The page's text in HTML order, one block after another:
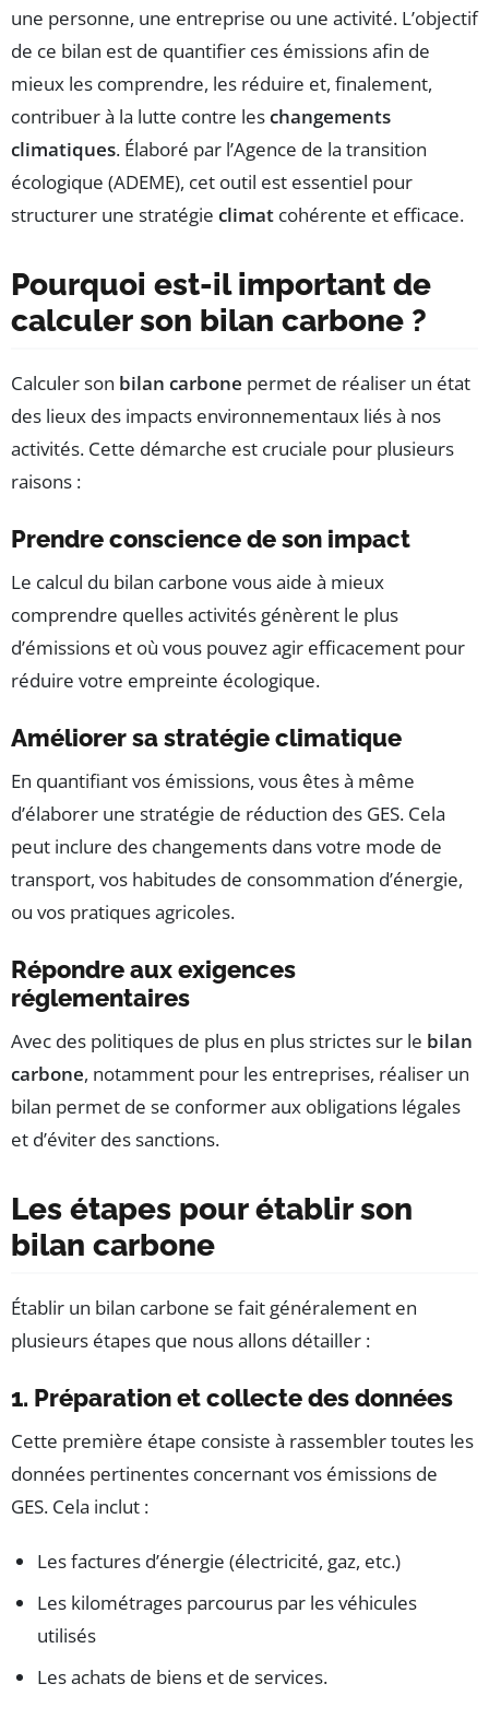
une personne, une entreprise ou une activité. L’objectif
de ce bilan est de quantifier ces émissions afin de
mieux les comprendre, les réduire et, finalement,
contribuer à la lutte contre leschangements
climatiques. Élaboré par l’Agence de la transition
écologique (ADEME), cet outil est essentiel pour
structurer une stratégie climat cohérente et efficace.
Pourquoi est-il important de
calculer son bilan carbone ?
Calculer son bilan carbone permet de réaliser un état
des lieux des impacts environnementaux liés à nos
activités. Cette démarche est cruciale pour plusieurs
raisons :
Prendre conscience de son impact
Le calcul du bilan carbone vous aide à mieux
comprendre quelles activités génèrent le plus
d’émissions et où vous pouvez agir efficacement pour
réduire votre empreinte écologique.
Améliorer sa stratégie climatique
En quantifiant vos émissions, vous êtes à même
d’élaborer une stratégie de réduction des GES. Cela
peut inclure des changements dans votre mode de
transport, vos habitudes de consommation d’énergie,
ou vos pratiques agricoles.
Répondre aux exigences
réglementaires
Avec des politiques de plus en plus strictes sur le bilan
carbone, notamment pour les entreprises, réaliser un
bilan permet de se conformer aux obligations légales
et d’éviter des sanctions.
Les étapes pour établir son
bilan carbone
Établir un bilan carbone se fait généralement en
plusieurs étapes que nous allons détailler :
1. Préparation et collecte des données
Cette première étape consiste à rassembler toutes les
données pertinentes concernant vos émissions de
GES. Cela inclut :
Les factures d’énergie (électricité, gaz, etc.)
Les kilométrages parcourus par les véhicules
utilisés
Les achats de biens et de services.